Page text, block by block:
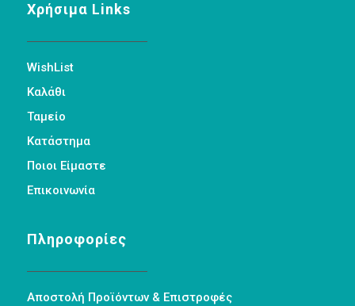
Χρήσιμα Links
WishList
Καλάθι
Ταμείο
Κατάστημα
Ποιοι Είμαστε
Επικοινωνία
Πληροφορίες
Αποστολή Προϊόντων & Επιστροφές